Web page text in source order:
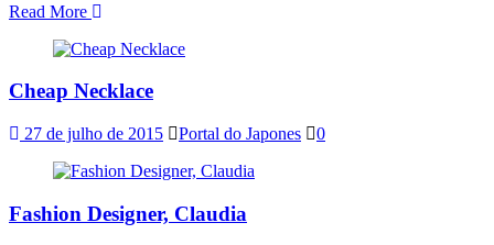
Read More
Cheap Necklace
27 de julho de 2015 Portal do Japones 0
Fashion Designer, Claudia